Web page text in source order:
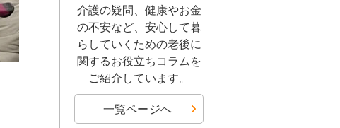
介護の疑問、健康やお金
の不安など、安心して暮
らしていくための老後に
関するお役立ちコラムを
ご紹介しています。
一覧ページへ